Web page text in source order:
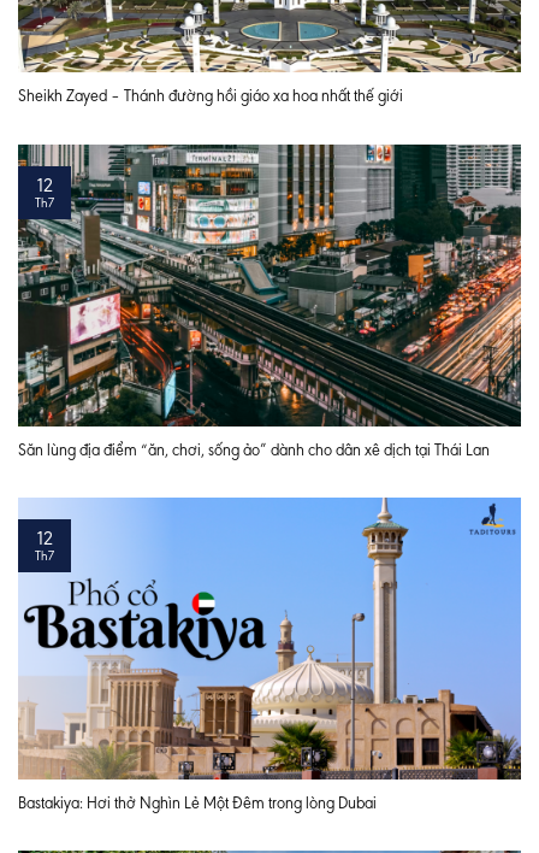
Sheikh Zayed – Thánh đường hồi giáo xa hoa nhất thế giới
Săn lùng địa điểm “ăn, chơi, sống ảo” dành cho dân xê dịch tại Thái Lan
12
Th7
Bastakiya: Hơi thở Nghìn Lẻ Một Đêm trong lòng Dubai
12
Th7